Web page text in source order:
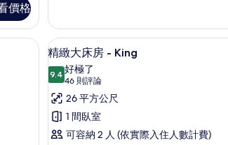
價格
相
片
大
床
房
Queen
詳
情
寢具、羽絨被、客房內保險箱、筆電工作空間
顯
示
精
緻
大
床
精緻大
6
精緻大床房 - King
9.49.4 分，滿分 10 分
好極了
46 則評論
(46
則
評
論)
26 平方公尺
1 間臥室
可容納 2 人 (依實際入住人數計費)